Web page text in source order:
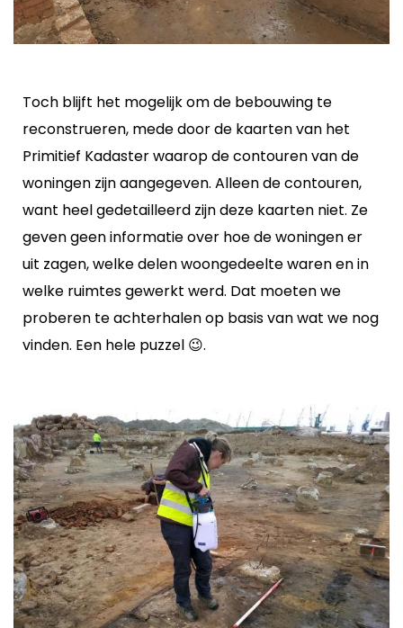
Toch blijft het mogelijk om de bebouwing te
reconstrueren, mede door de kaarten van het
Primitief Kadaster waarop de contouren van de
woningen zijn aangegeven. Alleen de contouren,
want heel gedetailleerd zijn deze kaarten niet. Ze
geven geen informatie over hoe de woningen er
uit zagen, welke delen woongedeelte waren en in
welke ruimtes gewerkt werd. Dat moeten we
proberen te achterhalen op basis van wat we nog
vinden. Een hele puzzel 😉.